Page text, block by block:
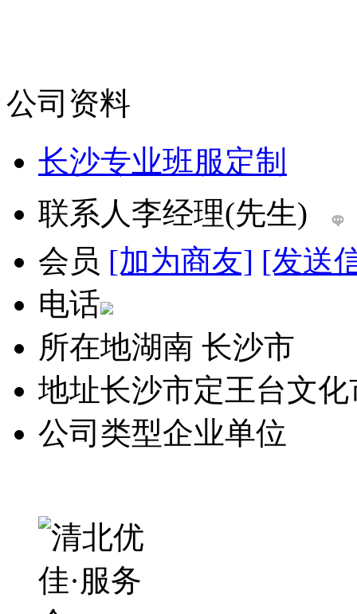
公司资料
长沙专业班服定制
联系人李经理(先生)
会员 [加为商友] [发送
电话
所在地湖南 长沙市
地址长沙市定王台文
公司类型企业单位